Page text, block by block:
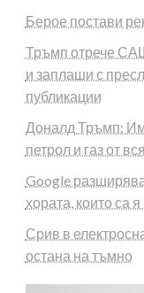
Берое постави
Тръмп отрече
и заплаши с
публикации
Доналд Тръмп:
петрол и газ от
Google
хората, които са
Срив в
остана на тъмно